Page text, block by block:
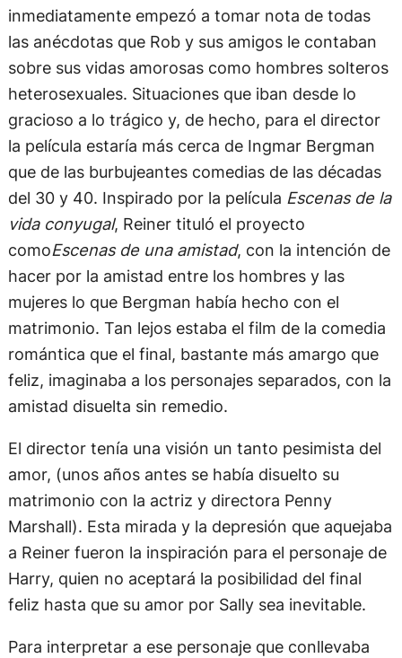
inmediatamente empezó a tomar nota de todas
las anécdotas que Rob y sus amigos le contaban
sobre sus vidas amorosas como hombres solteros
heterosexuales. Situaciones que iban desde lo
gracioso a lo trágico y, de hecho, para el director
la película estaría más cerca de Ingmar Bergman
que de las burbujeantes comedias de las décadas
del 30 y 40. Inspirado por la película Escenas de la
vida conyugal, Reiner tituló el proyecto
comoEscenas de una amistad, con la intención de
hacer por la amistad entre los hombres y las
mujeres lo que Bergman había hecho con el
matrimonio. Tan lejos estaba el film de la comedia
romántica que el final, bastante más amargo que
feliz, imaginaba a los personajes separados, con la
amistad disuelta sin remedio.
El director tenía una visión un tanto pesimista del
amor, (unos años antes se había disuelto su
matrimonio con la actriz y directora Penny
Marshall). Esta mirada y la depresión que aquejaba
a Reiner fueron la inspiración para el personaje de
Harry, quien no aceptará la posibilidad del final
feliz hasta que su amor por Sally sea inevitable.
Para interpretar a ese personaje que conllevaba